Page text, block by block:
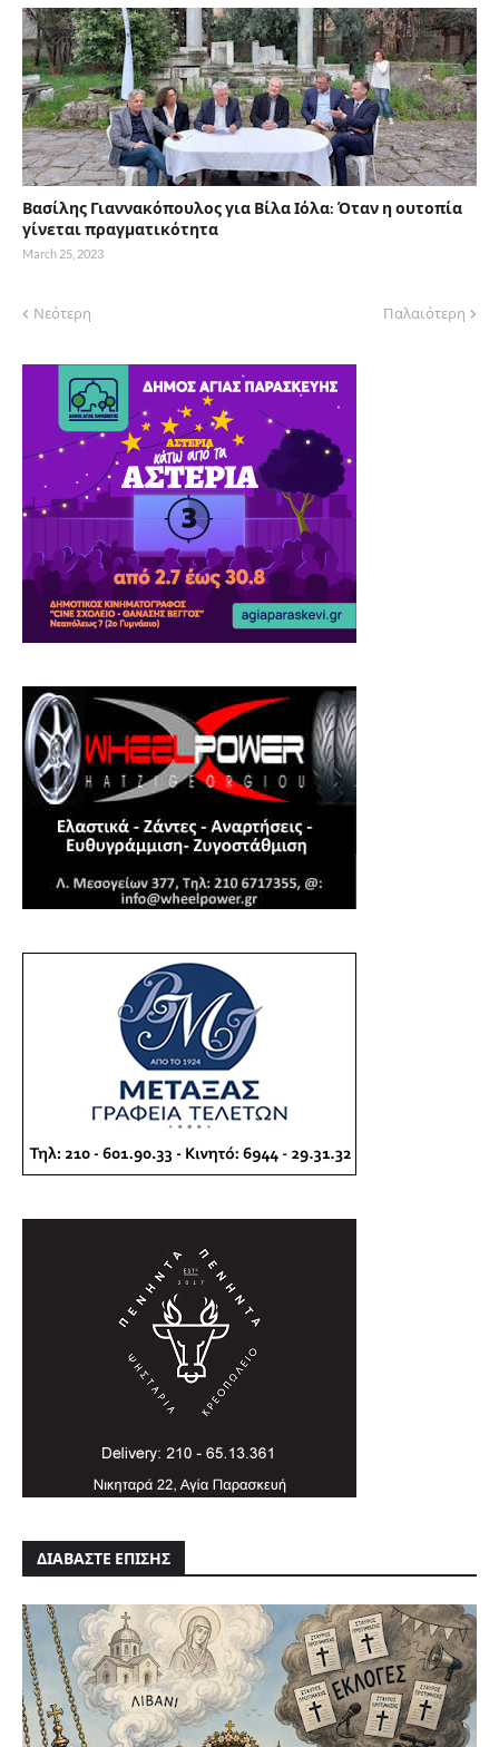
Βασίλης Γιαννακόπουλος για Βίλα Ιόλα: Όταν η ουτοπία
γίνεται πραγματικότητα
March 25, 2023
Νεότερη Παλαιότερη
ΔΙΑΒΑΣΤΕ ΕΠΙΣΗΣ